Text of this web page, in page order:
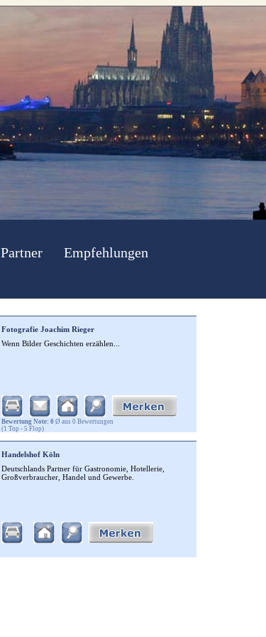
Partner Empfehlungen
Fotografie Joachim Rieger
Wenn Bilder Geschichten erzählen...
Bewertung Note: 0 Ø aus 0 Bewertungen
(1 Top - 5 Flop)
Handelshof Köln
Deutschlands Partner für Gastronomie, Hotellerie,
Großverbraucher, Handel und Gewerbe.